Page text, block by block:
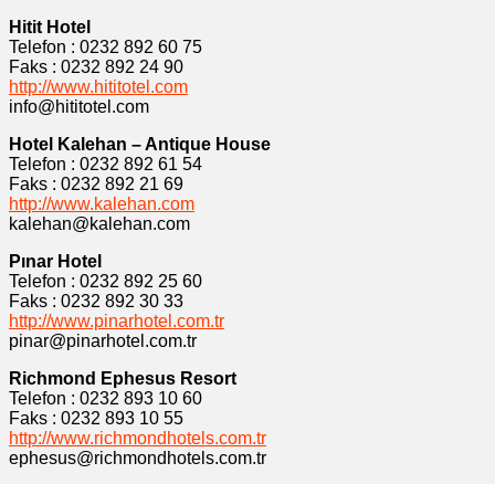
Hitit Hotel
Telefon : 0232 892 60 75
Faks : 0232 892 24 90
http://www.hititotel.com
info@hititotel.com
Hotel Kalehan – Antique House
Telefon : 0232 892 61 54
Faks : 0232 892 21 69
http://www.kalehan.com
kalehan@kalehan.com
Pınar Hotel
Telefon : 0232 892 25 60
Faks : 0232 892 30 33
http://www.pinarhotel.com.tr
pinar@pinarhotel.com.tr
Richmond Ephesus Resort
Telefon : 0232 893 10 60
Faks : 0232 893 10 55
http://www.richmondhotels.com.tr
ephesus@richmondhotels.com.tr